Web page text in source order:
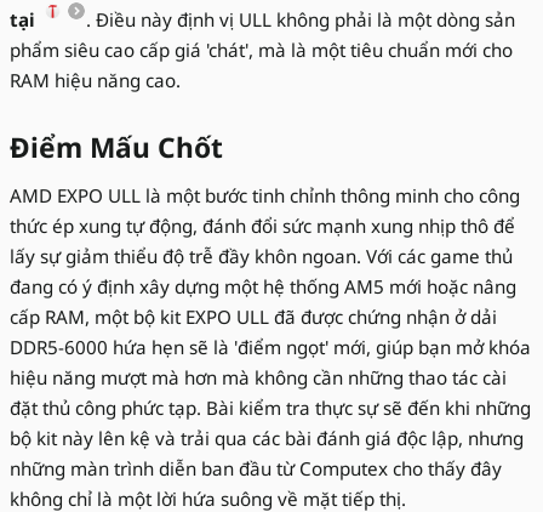
tại
. Điều này định vị ULL không phải là một dòng sản
phẩm siêu cao cấp giá 'chát', mà là một tiêu chuẩn mới cho
RAM hiệu năng cao.
Điểm Mấu Chốt
AMD EXPO ULL là một bước tinh chỉnh thông minh cho công
thức ép xung tự động, đánh đổi sức mạnh xung nhịp thô để
lấy sự giảm thiểu độ trễ đầy khôn ngoan. Với các game thủ
đang có ý định xây dựng một hệ thống AM5 mới hoặc nâng
cấp RAM, một bộ kit EXPO ULL đã được chứng nhận ở dải
DDR5-6000 hứa hẹn sẽ là 'điểm ngọt' mới, giúp bạn mở khóa
hiệu năng mượt mà hơn mà không cần những thao tác cài
đặt thủ công phức tạp. Bài kiểm tra thực sự sẽ đến khi những
bộ kit này lên kệ và trải qua các bài đánh giá độc lập, nhưng
những màn trình diễn ban đầu từ Computex cho thấy đây
không chỉ là một lời hứa suông về mặt tiếp thị.